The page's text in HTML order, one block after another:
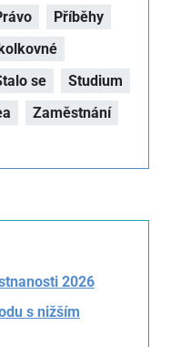
Příběhy
se
Studium
Zaměstnání
2026
s nižším